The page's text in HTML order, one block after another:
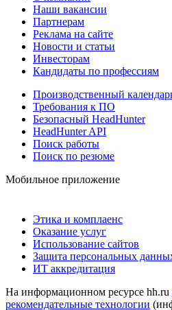
Наши вакансии
Партнерам
Реклама на сайте
Новости и статьи
Инвесторам
Кандидаты по профессиям
Производственный
Требования к ПО
Безопасный HeadHunter
HeadHunter API
Поиск работы
Поиск по резюме
Мобильное приложение
Этика и комплаенс
Оказание услуг
Использование сайтов
Защита персональных
ИТ аккредитация
На информационном ресурсе hh.ru
рекомендательные технологии